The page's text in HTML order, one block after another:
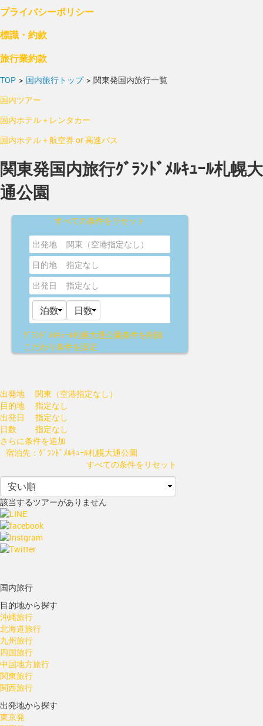
プライバシーポリシー
標識・約款
旅行業約款
TOP > 国内旅行トップ > 関東発国内旅行一覧
国内ツアー
国内ホテル＋レンタカー
国内ホテル＋航空券 or 高速バス
関東発国内旅行ｸﾞﾗﾝﾄﾞﾒﾙｷｭｰﾙ札幌大
通公園
すべての条件をリセット
出発地
関東（空港指定なし）
目的地
指定なし
出発日
指定なし
ｸﾞﾗﾝﾄﾞﾒﾙｷｭｰﾙ札幌大通公園条件を削除
こだわり条件を設定
出発地
関東（空港指定なし）
目的地
指定なし
出発日
指定なし
日数
指定なし
さらに条件を追加
宿泊先：ｸﾞﾗﾝﾄﾞﾒﾙｷｭｰﾙ札幌大通公園
すべての条件をリセット
該当するツアーがありません
国内旅行
目的地から探す
沖縄旅行
北海道旅行
九州旅行
四国旅行
中国地方旅行
関東旅行
関西旅行
出発地から探す
東京発